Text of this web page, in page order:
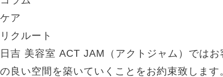
ケア
リクルート
日吉 美容室 ACT JAM（アクトジャム）では
の良い空間を築いていくことをお約束致しま